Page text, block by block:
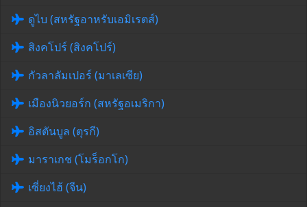
ดูไบ (สหรัฐอาหรับเอมิเรตส์)
สิงคโปร์ (สิงคโปร์)
กัวลาลัมเปอร์ (มาเลเซีย)
เมืองนิวยอร์ก (สหรัฐอเมริกา)
อิสตันบูล (ตุรกี)
มาราเกช (โมร็อกโก)
เซี่ยงไฮ้ (จีน)